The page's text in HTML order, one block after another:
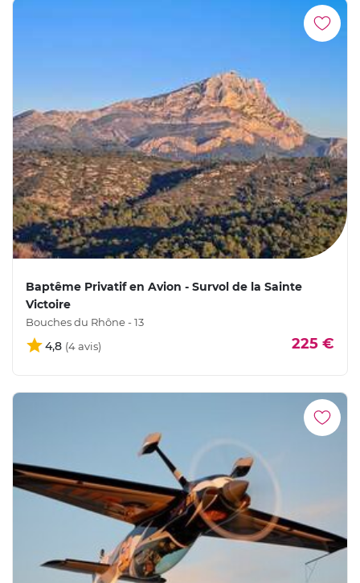
Baptême Privatif en Avion - Survol de la Sainte
Victoire
Bouches du Rhône - 13
4,8 225 €